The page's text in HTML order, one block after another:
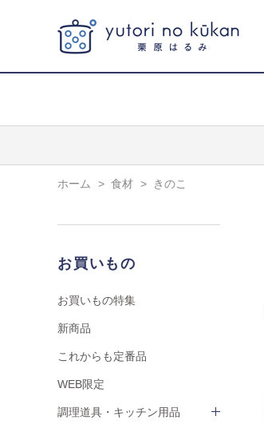
ホーム > 食材 > きのこ
お買いもの
お買いもの特集
新商品
これからも定番品
WEB限定
調理道具・キッチン用品